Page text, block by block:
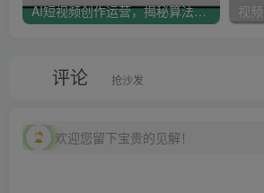
AI短视频创作运营，揭秘算法、文案创作与私域引流，助你掌握流量密码
评论 抢沙发
欢迎您留下宝贵的见解！